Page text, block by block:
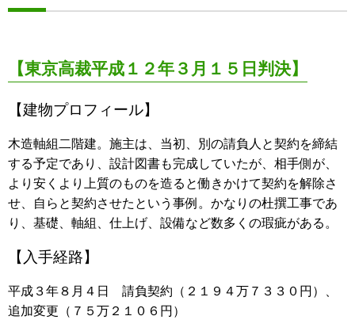
【東京高裁平成１２年３月１５日判決】
【建物プロフィール】
木造軸組二階建。施主は、当初、別の請負人と契約を締結
する予定であり、設計図書も完成していたが、相手側が、
より安くより上質のものを造ると働きかけて契約を解除さ
せ、自らと契約させたという事例。かなりの杜撰工事であ
り、基礎、軸組、仕上げ、設備など数多くの瑕疵がある。
【入手経路】
平成３年８月４日 請負契約（２１９４万７３３０円）、
追加変更（７５万２１０６円）